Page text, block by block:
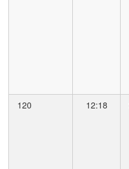
120 12:18